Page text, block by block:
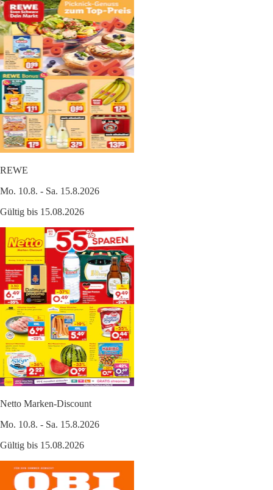
REWE
Mo. 10.8. - Sa. 15.8.2026
Gültig bis 15.08.2026
Netto Marken-Discount
Mo. 10.8. - Sa. 15.8.2026
Gültig bis 15.08.2026